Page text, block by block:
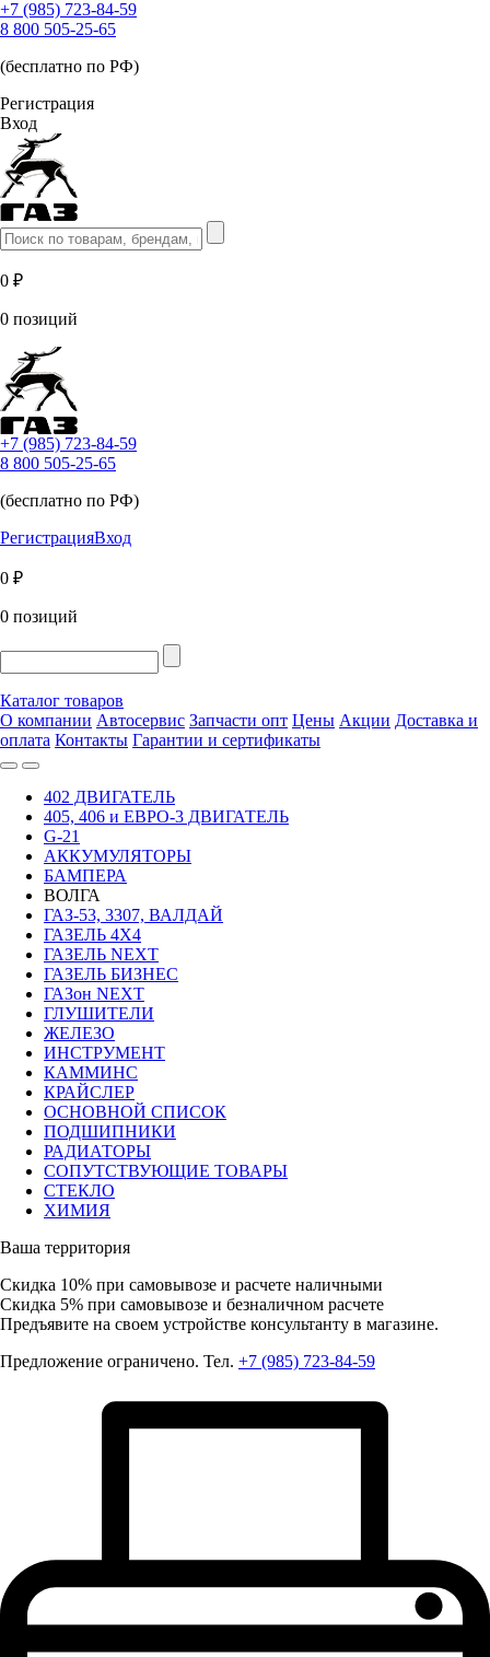
+7 (985) 723-84-59
8 800 505-25-65
(бесплатно по РФ)
Регистрация
Вход
0 ₽
0 позиций
+7 (985) 723-84-59
8 800 505-25-65
(бесплатно по РФ)
РегистрацияВход
0 ₽
0 позиций
Каталог товаров
О компании Автосервис Запчасти опт Цены Акции Доставка и
оплата Контакты Гарантии и сертификаты
402 ДВИГАТЕЛЬ
405, 406 и ЕВРО-3 ДВИГАТЕЛЬ
G-21
АККУМУЛЯТОРЫ
БАМПЕРА
ВОЛГА
ГАЗ-53, 3307, ВАЛДАЙ
ГАЗЕЛЬ 4Х4
ГАЗЕЛЬ NEXT
ГАЗЕЛЬ БИЗНЕС
ГАЗон NEXT
ГЛУШИТЕЛИ
ЖЕЛЕЗО
ИНСТРУМЕНТ
КАММИНС
КРАЙСЛЕР
ОСНОВНОЙ СПИСОК
ПОДШИПНИКИ
РАДИАТОРЫ
СОПУТСТВУЮЩИЕ ТОВАРЫ
СТЕКЛО
ХИМИЯ
Ваша территория
Скидка 10% при самовывозе и расчете наличными
Скидка 5% при самовывозе и безналичном расчете
Предъявите на своем устройстве консультанту в магазине.
Предложение ограничено. Тел. +7 (985) 723-84-59